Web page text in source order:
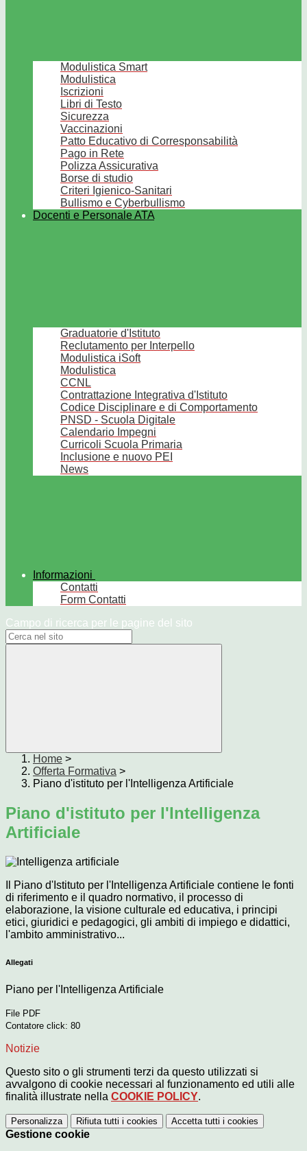
Modulistica Smart
Modulistica
Iscrizioni
Libri di Testo
Sicurezza
Vaccinazioni
Patto Educativo di Corresponsabilità
Pago in Rete
Polizza Assicurativa
Borse di studio
Criteri Igienico-Sanitari
Bullismo e Cyberbullismo
Docenti e Personale ATA
Graduatorie d'Istituto
Reclutamento per Interpello
Modulistica iSoft
Modulistica
CCNL
Contrattazione Integrativa d'Istituto
Codice Disciplinare e di Comportamento
PNSD - Scuola Digitale
Calendario Impegni
Curricoli Scuola Primaria
Inclusione e nuovo PEI
News
Informazioni
Contatti
Form Contatti
Campo di ricerca per le pagine del sito
Home >
Offerta Formativa >
Piano d'istituto per l'Intelligenza Artificiale
Piano d'istituto per l'Intelligenza
Artificiale
Il Piano d'Istituto per l'Intelligenza Artificiale contiene le fonti
di riferimento e il quadro normativo, il processo di
elaborazione, la visione culturale ed educativa, i principi
etici, giuridici e pedagogici, gli ambiti di impiego e didattici,
l'ambito amministrativo...
Allegati
Piano per l'Intelligenza Artificiale
File PDF
Contatore click: 80
Notizie
Questo sito o gli strumenti terzi da questo utilizzati si
avvalgono di cookie necessari al funzionamento ed utili alle
finalità illustrate nella COOKIE POLICY.
Personalizza Rifiuta tutti i cookies Accetta tutti i cookies
Gestione cookie